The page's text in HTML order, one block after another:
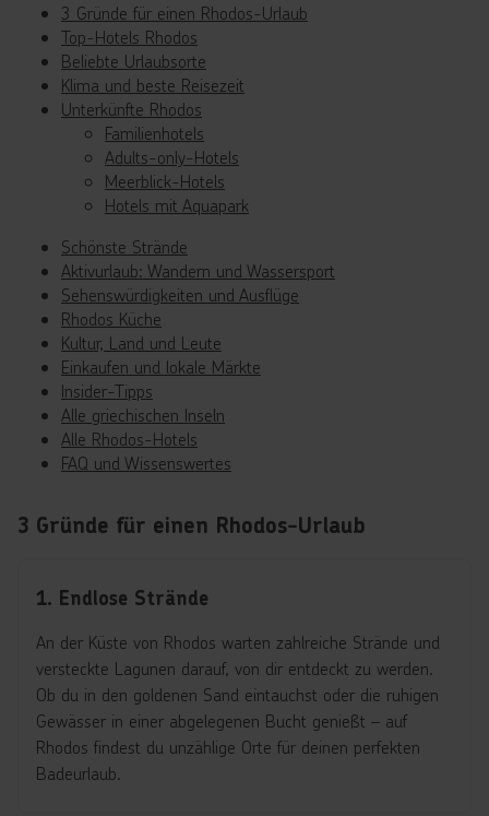
3 Gründe für einen Rhodos-Urlaub
Top-Hotels Rhodos
Beliebte Urlaubsorte
Klima und beste Reisezeit
Unterkünfte Rhodos
Familienhotels
Adults-only-Hotels
Meerblick-Hotels
Hotels mit Aquapark
Schönste Strände
Aktivurlaub: Wandern und Wassersport
Sehenswürdigkeiten und Ausflüge
Rhodos Küche
Kultur, Land und Leute
Einkaufen und lokale Märkte
Insider-Tipps
Alle griechischen Inseln
Alle Rhodos-Hotels
FAQ und Wissenswertes
3 Gründe für einen Rhodos-Urlaub
1. Endlose Strände
An der Küste von Rhodos warten zahlreiche Strände und
versteckte Lagunen darauf, von dir entdeckt zu werden.
Ob du in den goldenen Sand eintauchst oder die ruhigen
Gewässer in einer abgelegenen Bucht genießt – auf
Rhodos findest du unzählige Orte für deinen perfekten
Badeurlaub.